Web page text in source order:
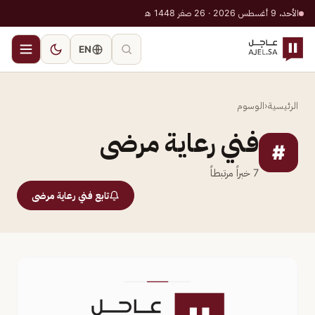
الأحد، 9 أغسطس 2026 · 26 صفر 1448 هـ
EN
الرئيسية‹الوسوم
# فني رعاية مرضى
7 خبراً مرتبطاً
تابع فني رعاية مرضى